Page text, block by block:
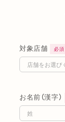
対象店舗 必須
お名前（漢字）